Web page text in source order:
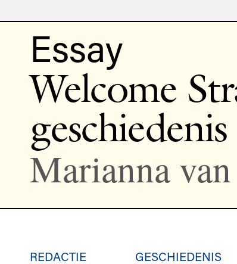
Essay
Welcome
geschiedenis
Marianna
REDACTIE GESCHIEDENIS